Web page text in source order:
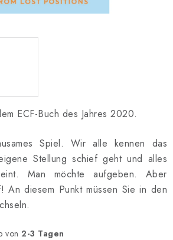
ECF-Buch des Jahres 2020.
Spiel. Wir alle kennen das
Stellung schief geht und alles
Man möchte aufgeben. Aber
An diesem Punkt müssen Sie in den
von 2-3 Tagen